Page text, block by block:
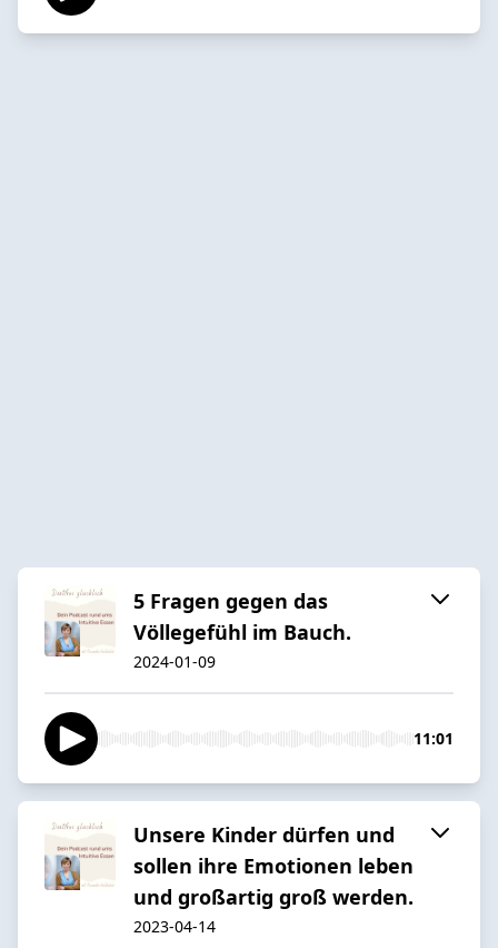
5 Fragen gegen das
Völlegefühl im Bauch.
2024-01-09
11:01
Unsere Kinder dürfen und
sollen ihre Emotionen leben
und großartig groß werden.
2023-04-14